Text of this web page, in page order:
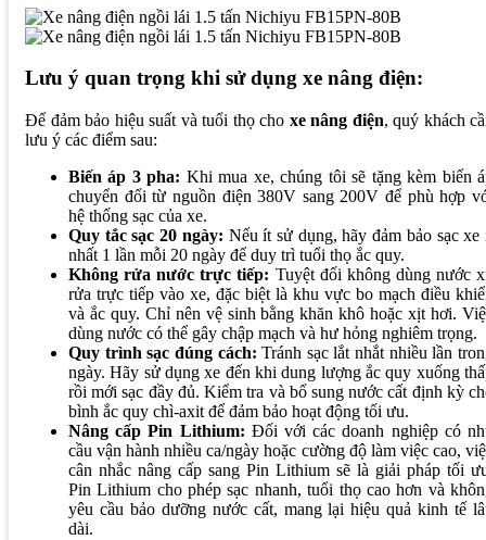
Lưu ý quan trọng khi sử dụng xe nâng điện:
Để đảm bảo hiệu suất và tuổi thọ cho xe nâng điện, quý khách
lưu ý các điểm sau:
Biến áp 3 pha: Khi mua xe, chúng tôi sẽ tặng kèm biến
chuyển đổi từ nguồn điện 380V sang 200V để phù hợp
hệ thống sạc của xe.
Quy tắc sạc 20 ngày: Nếu ít sử dụng, hãy đảm bảo sạc xe
nhất 1 lần mỗi 20 ngày để duy trì tuổi thọ ắc quy.
Không rửa nước trực tiếp: Tuyệt đối không dùng nước
rửa trực tiếp vào xe, đặc biệt là khu vực bo mạch điều
và ắc quy. Chỉ nên vệ sinh bằng khăn khô hoặc xịt hơi.
dùng nước có thể gây chập mạch và hư hỏng nghiêm trọng.
Quy trình sạc đúng cách: Tránh sạc lắt nhắt nhiều lần
ngày. Hãy sử dụng xe đến khi dung lượng ắc quy xuống
rồi mới sạc đầy đủ. Kiểm tra và bổ sung nước cất định kỳ
bình ắc quy chì-axit để đảm bảo hoạt động tối ưu.
Nâng cấp Pin Lithium: Đối với các doanh nghiệp có
cầu vận hành nhiều ca/ngày hoặc cường độ làm việc cao,
cân nhắc nâng cấp sang Pin Lithium sẽ là giải pháp tối
Pin Lithium cho phép sạc nhanh, tuổi thọ cao hơn và
yêu cầu bảo dưỡng nước cất, mang lại hiệu quả kinh tế
dài.